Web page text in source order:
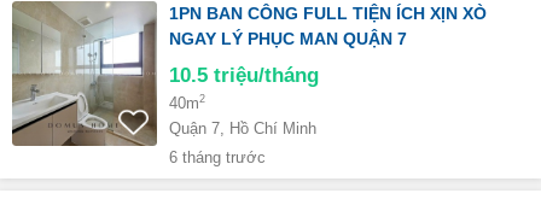
1PN BAN CÔNG FULL TIỆN ÍCH XỊN XÒ
NGAY LÝ PHỤC MAN QUẬN 7
10.5 triệu/tháng
40m2
Quận 7, Hồ Chí Minh
6 tháng trước